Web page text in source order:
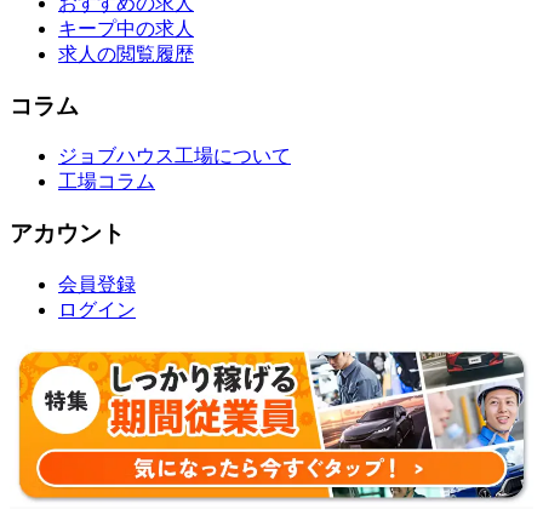
キープ中の求人
求人の閲覧履歴
コラム
ジョブハウス工場について
工場コラム
アカウント
会員登録
ログイン